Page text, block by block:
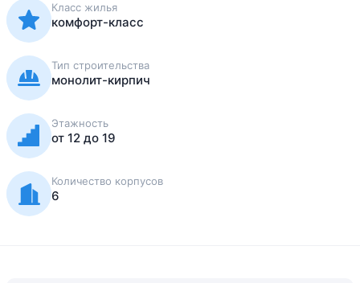
Класс жилья
комфорт-класс
Тип строительства
монолит-кирпич
Этажность
от 12 до 19
Количество корпусов
6